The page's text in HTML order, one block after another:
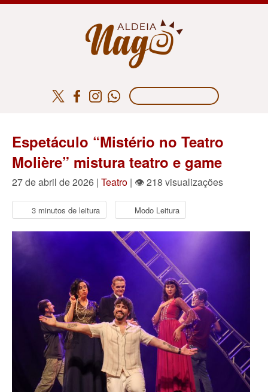
Espetáculo “Mistério no Teatro
Molière” mistura teatro e game
27 de abril de 2026 | Teatro | 👁 218 visualizações
3 minutos de leitura Modo Leitura